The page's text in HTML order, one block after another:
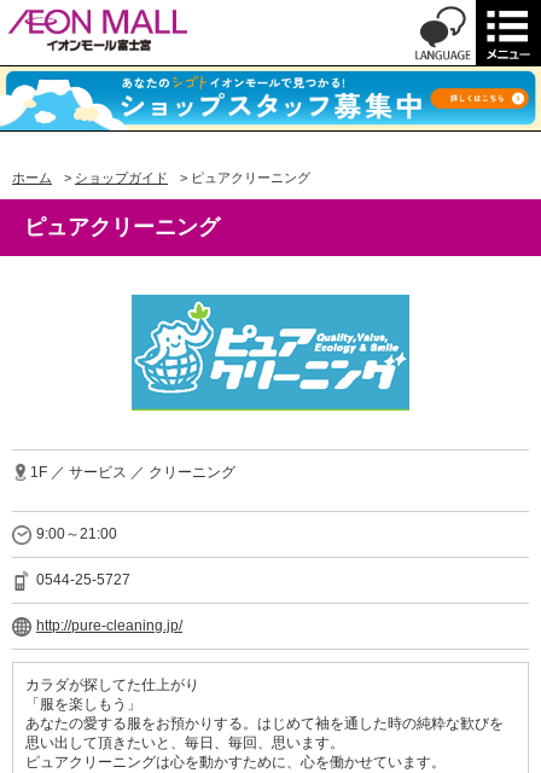
ホーム > ショップガイド > ピュアクリーニング
ピュアクリーニング
1F ／ サービス ／ クリーニング
9:00～21:00
0544-25-5727
http://pure-cleaning.jp/
カラダが探してた仕上がり
「服を楽しもう」
あなたの愛する服をお預かりする。はじめて袖を通した時の純粋な歓びを
思い出して頂きたいと、毎日、毎回、思います。
ピュアクリーニングは心を動かすために、心を働かせています。